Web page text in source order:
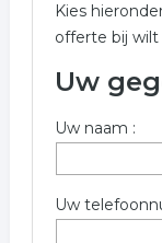
gerelateerde
Hoogeveen
Voor meer
bedrijven
Trefwoorden:
opslag bedrijf
Kies
offerte bij wilt
Uw
Uw naam :
Uw